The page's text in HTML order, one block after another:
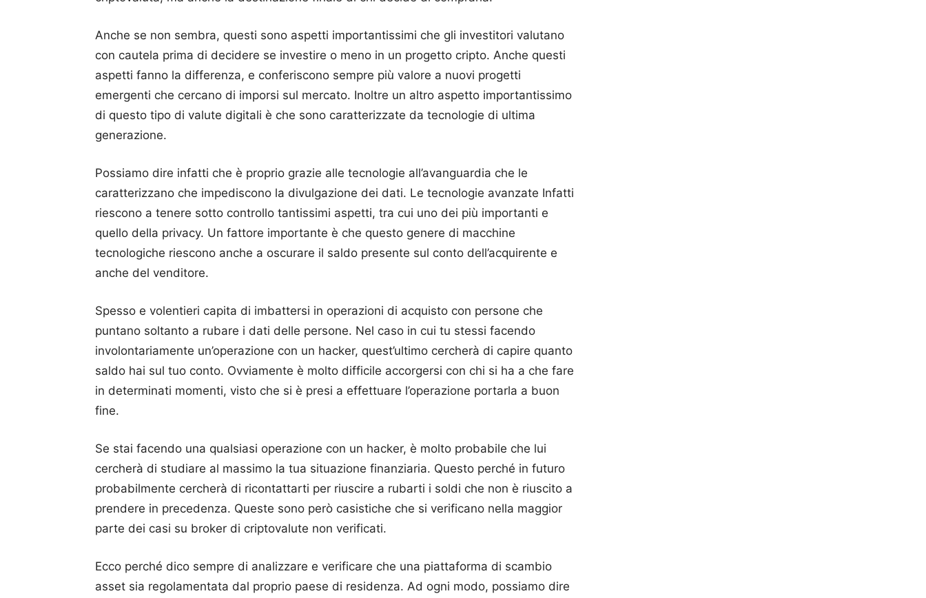
Anche se non sembra, questi sono aspetti importantissimi che gli investitori valutano
con cautela prima di decidere se investire o meno in un progetto cripto. Anche questi
aspetti fanno la differenza, e conferiscono sempre più valore a nuovi progetti
emergenti che cercano di imporsi sul mercato. Inoltre un altro aspetto importantissimo
di questo tipo di valute digitali è che sono caratterizzate da tecnologie di ultima
generazione.
Possiamo dire infatti che è proprio grazie alle tecnologie all’avanguardia che le
caratterizzano che impediscono la divulgazione dei dati. Le tecnologie avanzate Infatti
riescono a tenere sotto controllo tantissimi aspetti, tra cui uno dei più importanti e
quello della privacy. Un fattore importante è che questo genere di macchine
tecnologiche riescono anche a oscurare il saldo presente sul conto dell’acquirente e
anche del venditore.
Spesso e volentieri capita di imbattersi in operazioni di acquisto con persone che
puntano soltanto a rubare i dati delle persone. Nel caso in cui tu stessi facendo
involontariamente un’operazione con un hacker, quest’ultimo cercherà di capire quanto
saldo hai sul tuo conto. Ovviamente è molto difficile accorgersi con chi si ha a che fare
in determinati momenti, visto che si è presi a effettuare l’operazione portarla a buon
fine.
Se stai facendo una qualsiasi operazione con un hacker, è molto probabile che lui
cercherà di studiare al massimo la tua situazione finanziaria. Questo perché in futuro
probabilmente cercherà di ricontattarti per riuscire a rubarti i soldi che non è riuscito a
prendere in precedenza. Queste sono però casistiche che si verificano nella maggior
parte dei casi su broker di criptovalute non verificati.
Ecco perché dico sempre di analizzare e verificare che una piattaforma di scambio
asset sia regolamentata dal proprio paese di residenza. Ad ogni modo, possiamo dire